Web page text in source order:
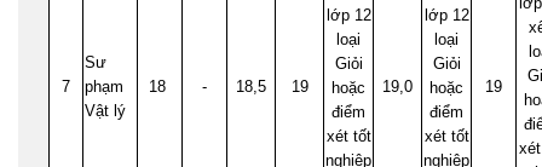
7
Sư
phạm
Vật lý
18 - 18,5 19 19,0 19
lớp 12
loại
Giỏi
hoặc
điểm
xét tốt
nghiệp
lớp 12
loại
Giỏi
hoặc
điểm
xét tốt
nghiệp